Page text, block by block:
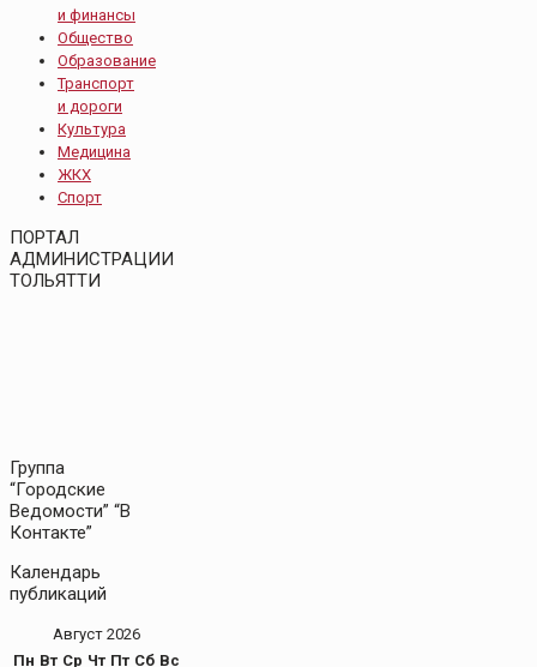
и финансы
Общество
Образование
Транспорт
и дороги
Культура
Медицина
ЖКХ
Спорт
ПОРТАЛ
АДМИНИСТРАЦИИ
ТОЛЬЯТТИ
Группа
“Городские
Ведомости” “В
Контакте”
Календарь
публикаций
Август 2026
Пн Вт Ср Чт Пт Сб Вс